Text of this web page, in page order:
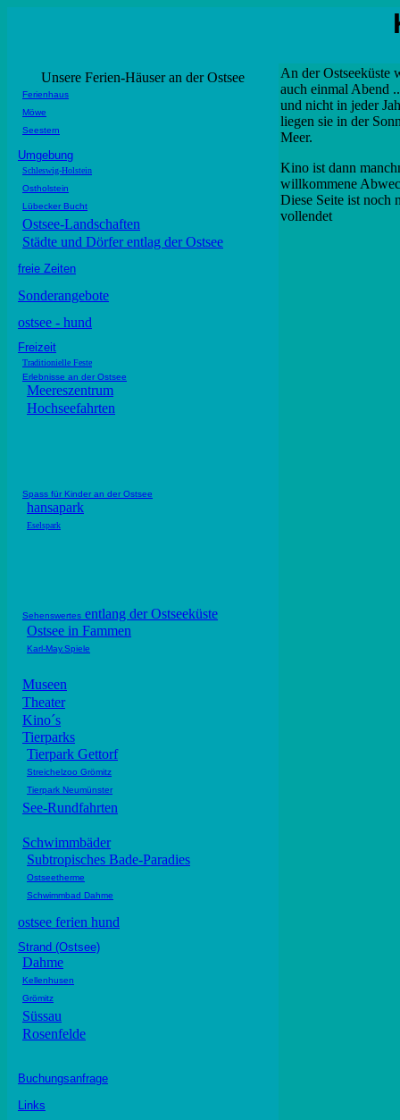
Unsere Ferien-Häuser an der Ostsee
Ferienhaus
Möwe
Seestern
Umgebung
Schleswig-Holstein
Ostholstein
Lübecker Bucht
Ostsee-Landschaften
Städte und Dörfer entlag der Ostsee
freie Zeiten
Sonderangebote
ostsee - hund
Freizeit
Traditionielle Feste
Erlebnisse an der Ostsee
Meereszentrum
Hochseefahrten
Spass für Kinder an der Ostsee
hansapark
Eselspark
Sehenswertes entlang der Ostseeküste
Ostsee in Fammen
Karl-May.Spiele
Museen
Theater
Kino´s
Tierparks
Tierpark Gettorf
Streichelzoo Grömitz
Tierpark Neumünster
See-Rundfahrten
Schwimmbäder
Subtropisches Bade-Paradies
Ostseetherme
Schwimmbad Dahme
ostsee ferien hund
Strand (Ostsee)
Dahme
Kellenhusen
Grömitz
Süssau
Rosenfelde
Buchungsanfrage
Links
An der Ostseeküste
auch einmal Abend
und nicht in jeder
liegen sie in der
Meer.
Kino ist dann
willkommene
Diese Seite ist noch
vollendet